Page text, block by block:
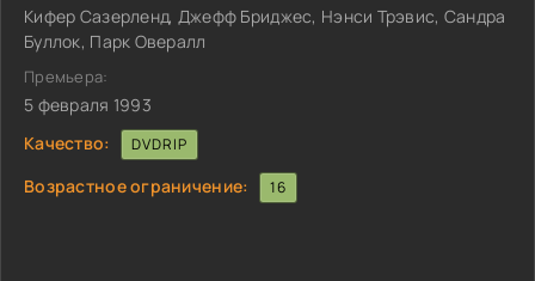
Кифер Сазерленд, Джефф Бриджес, Нэнси Трэвис, Сандра
Буллок, Парк Овералл
Премьера:
5 февраля 1993
Качество:
DVDRIP
Возрастное ограничение: 16